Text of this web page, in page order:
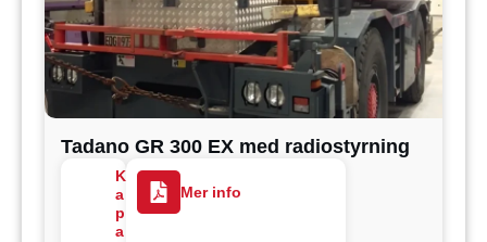
Tadano GR 300 EX med radiostyrning
K
a
p
a
Mer info